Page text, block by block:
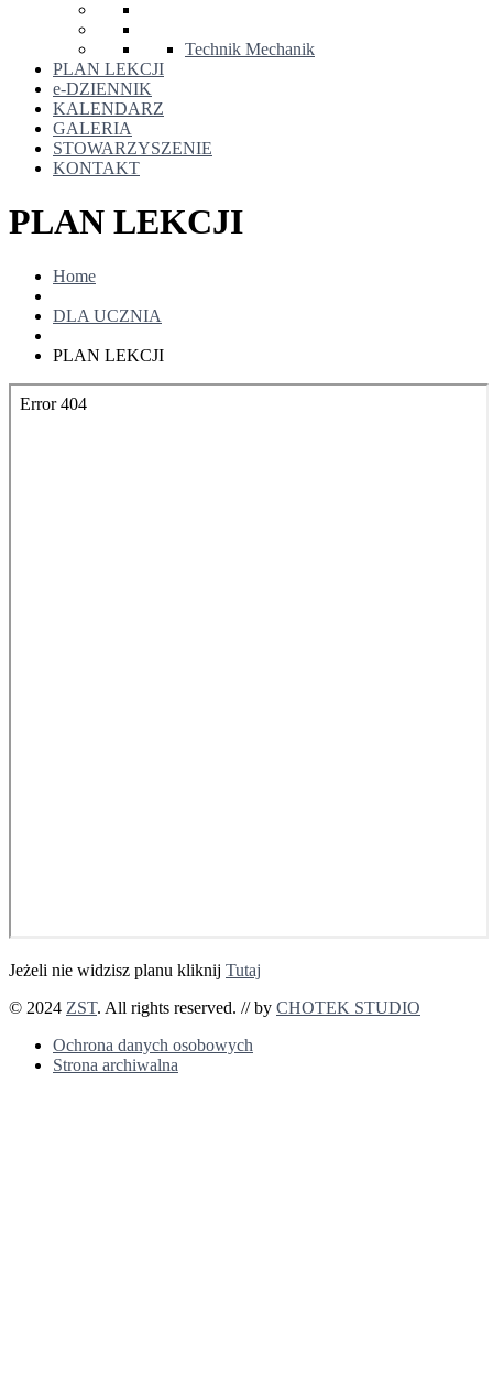
Technik Mechanik
PLAN LEKCJI
e-DZIENNIK
KALENDARZ
GALERIA
STOWARZYSZENIE
KONTAKT
PLAN LEKCJI
Home
DLA UCZNIA
PLAN LEKCJI
Jeżeli nie widzisz planu kliknij Tutaj
© 2024 ZST. All rights reserved. // by CHOTEK STUDIO
Ochrona danych osobowych
Strona archiwalna